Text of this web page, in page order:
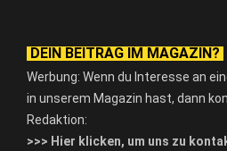
DEIN BEITRAG IM MAGAZIN?
Werbung: Wenn du Interesse an
in unserem Magazin hast, dann
Redaktion:
>>> Hier klicken, um uns zu